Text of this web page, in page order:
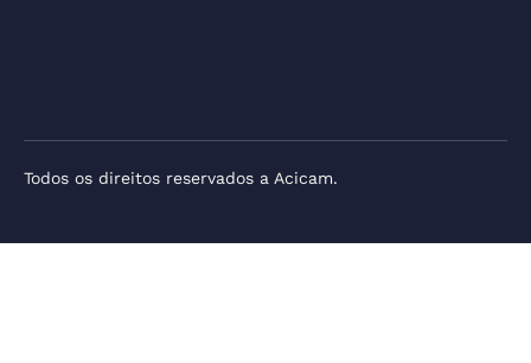
Todos os direitos reservados a Acicam.